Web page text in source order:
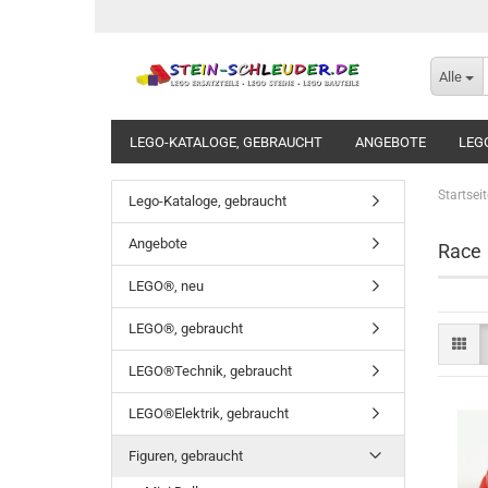
Alle
LEGO-KATALOGE, GEBRAUCHT ANGEBOTE
Race
Lego-Kataloge, gebraucht
Angebote
LEGO®, neu
LEGO®, gebraucht
LEGO®Technik, gebraucht
LEGO®Elektrik, gebraucht
Figuren, gebraucht